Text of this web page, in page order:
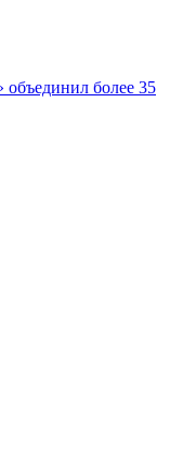
объединил более 35